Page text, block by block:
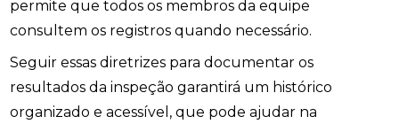
permite que todos os membros da equipe
consultem os registros quando necessário.
Seguir essas diretrizes para documentar os
resultados da inspeção garantirá um histórico
organizado e acessível, que pode ajudar na